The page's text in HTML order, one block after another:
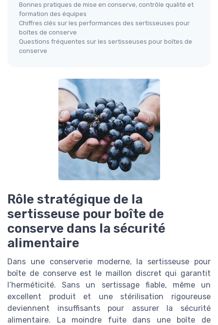
Bonnes pratiques de mise en conserve, contrôle qualité et
formation des équipes
Chiffres clés sur les performances des sertisseuses pour
boîtes de conserve
Questions fréquentes sur les sertisseuses pour boîtes de
conserve
Rôle stratégique de la
sertisseuse pour boîte de
conserve dans la sécurité
alimentaire
Dans une conserverie moderne, la sertisseuse pour
boîte de conserve est le maillon discret qui garantit
l’herméticité. Sans un sertissage fiable, même un
excellent produit et une stérilisation rigoureuse
deviennent insuffisants pour assurer la sécurité
alimentaire. La moindre fuite dans une boîte de